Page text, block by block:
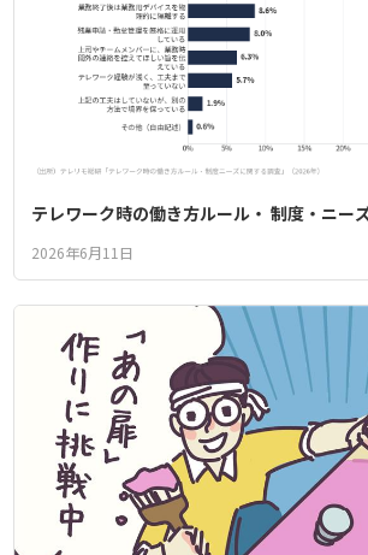
テレワーク時の働き方ルール・ 制度・ニー
2026年6月11日